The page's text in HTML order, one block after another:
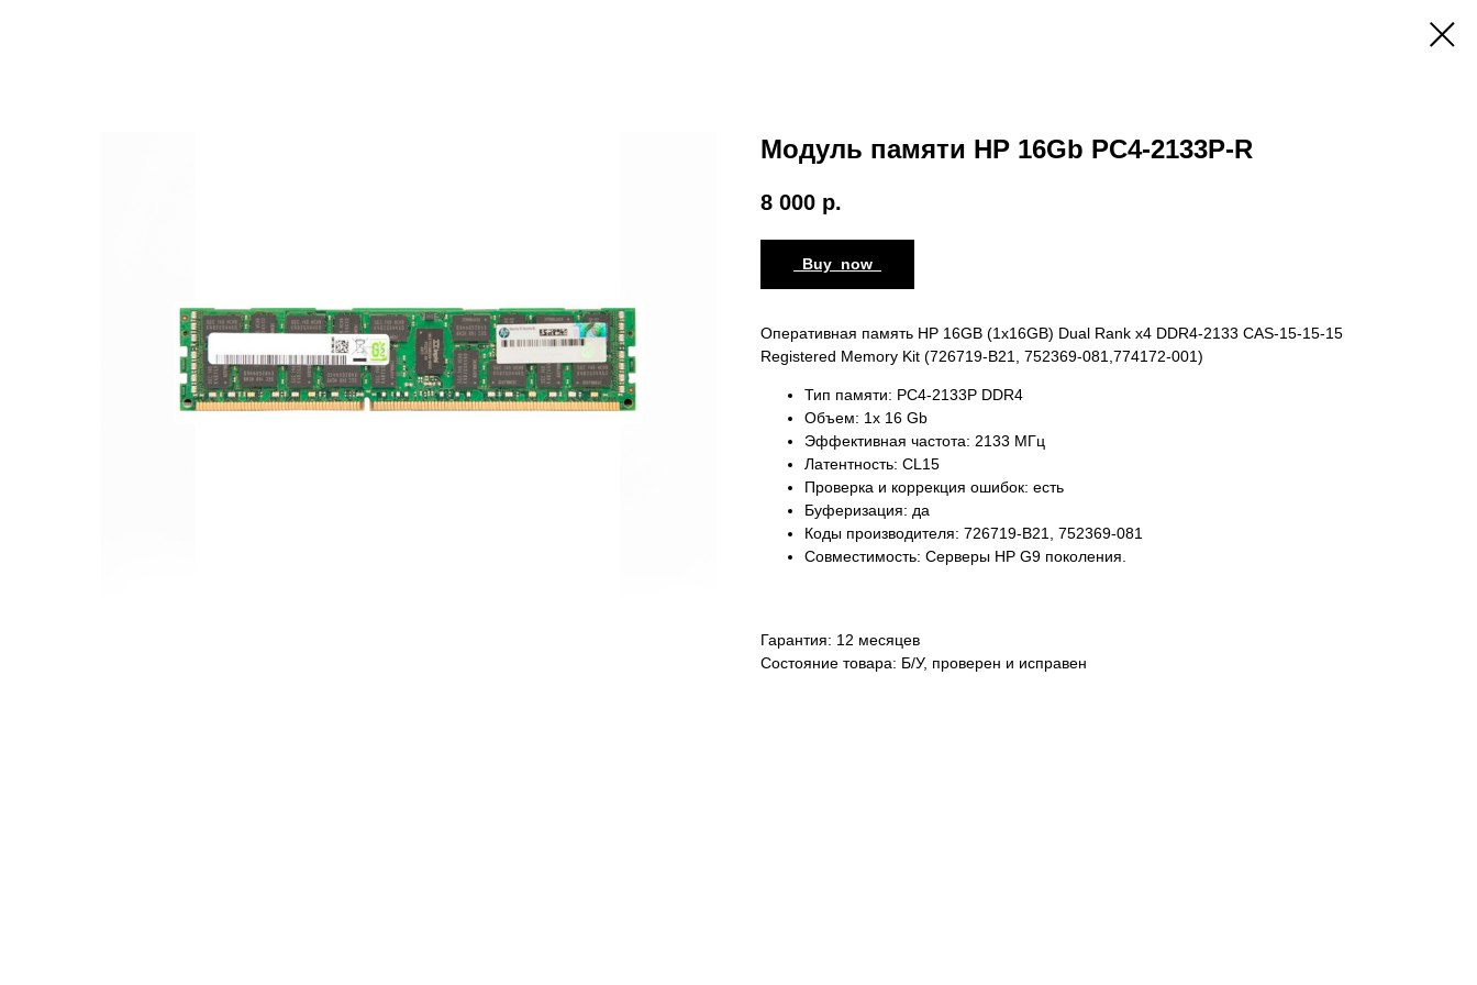
Модуль памяти HP 16Gb PC4-2133P-R
8 000 р.
_Buy_now_
Оперативная память HP 16GB (1x16GB) Dual Rank x4 DDR4-2133 CAS-15-15-15
Registered Memory Kit (726719-B21, 752369-081,774172-001)
Тип памяти: PC4-2133P DDR4
Объем: 1x 16 Gb
Эффективная частота: 2133 МГц
Латентность: CL15
Проверка и коррекция ошибок: есть
Буферизация: да
Коды производителя: 726719-B21, 752369-081
Совместимость: Серверы HP G9 поколения.
Гарантия: 12 месяцев
Состояние товара: Б/У, проверен и исправен